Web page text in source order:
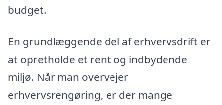
budget.
En grundlæggende del af erhvervsdrift er
at opretholde et rent og indbydende
miljø. Når man overvejer
erhvervsrengøring, er der mange